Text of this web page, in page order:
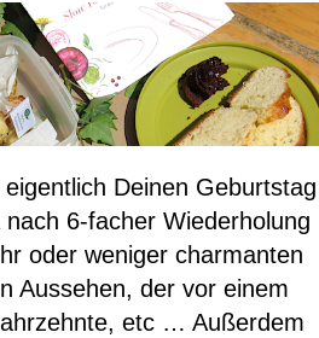
Deinen Geburtstag
nach 6-facher Wiederholung
oder weniger charmanten
Aussehen, der vor einem
etc … Außerdem